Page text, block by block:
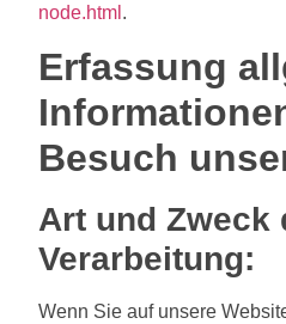
node.html .
Erfassung
Besuch
Art und Zweck
Verarbeitung:
Wenn Sie auf unsere